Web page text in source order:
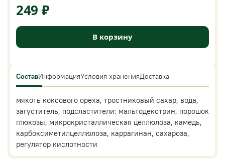
249 ₽
В корзину
СоставИнформацияУсловия храненияДоставка
мякоть коксового ореха, тростниковый сахар, вода,
загуститель, подсластители: мальтодекстрин, порошок
глюкозы, микрокристаллическая целлюлоза, камедь,
карбоксиметилцеллюлоза, каррагинан, сахароза,
регулятор кислотности